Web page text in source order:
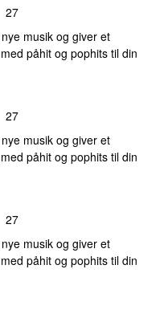
27
musik og giver et
påhit og pophits til din
27
musik og giver et
påhit og pophits til din
27
musik og giver et
påhit og pophits til din